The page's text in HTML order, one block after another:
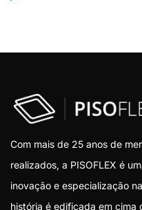
Com mais de 25 anos de
realizados, a PISOFLEX é
inovação e especialização
história é edificada em cima